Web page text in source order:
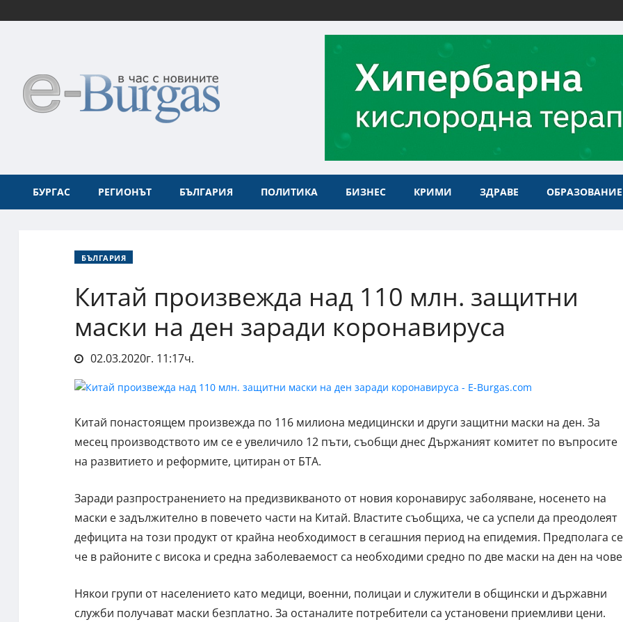
БУРГАС РЕГИОНЪТ БЪЛГАРИЯ ПОЛИТИКА БИЗНЕС КРИМИ ЗДРАВЕ ОБРАЗОВАНИЕ
БЪЛГАРИЯ
Китай произвежда над 110 млн. защитни
маски на ден заради коронавируса
02.03.2020г. 11:17ч.
Китай понастоящем произвежда по 116 милиона медицински и други защитни маски на ден. За
месец производството им се е увеличило 12 пъти, съобщи днес Държаният комитет по въпросите
на развитието и реформите, цитиран от БТА.
Заради разпространението на предизвикваното от новия коронавирус заболяване, носенето на
маски е задължително в повечето части на Китай. Властите съобщиха, че са успели да преодолеят
дефицита на този продукт от крайна необходимост в сегашния период на епидемия. Предполага
че в районите с висока и средна заболеваемост са необходими средно по две маски на ден на
Някои групи от населението като медици, военни, полицаи и служители в общински и държавни
служби получават маски безплатно. За останалите потребители са установени приемливи цени.